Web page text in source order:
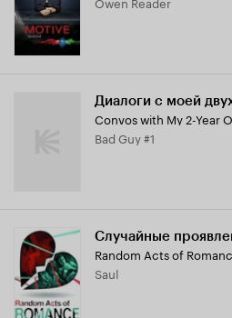
6.7
Диалоги с моей
Convos with My 2-Year
Bad Guy #1
Случайные
Random Acts of
Saul